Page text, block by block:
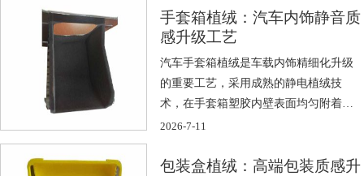
手套箱植绒：汽车内饰静音质
感升级工艺
汽车手套箱植绒是车载内饰精细化升级
的重要工艺，采用成熟的静电植绒技
术，在手套箱塑胶内壁表面均匀附着一
层细密柔软 […]
2026-7-11
包装盒植绒：高端包装质感升